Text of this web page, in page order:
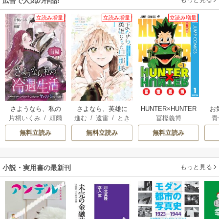
立読み増量
さようなら、私の
冷遇生活 ～パーテ
ィーで声をかけて
きたのがヤバい男
片桐いくみ / 頼爾
無料立読み
立読み増量
さよなら、英雄に
なった旦那様 ～
ただ祈るだけの役
立たずな妻のはず
進む / 遠雷/ とき
間
無料立読み
立読み増量
HUNTER×HUNTER
モノクロ版
冨樫義博
無料立読み
お
小説・実用書の最新刊 もっと見る